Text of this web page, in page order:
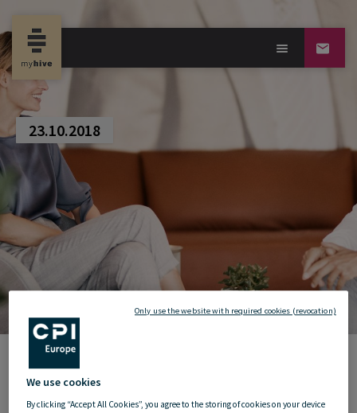
new property news
23.10.2018
We use cookies
By clicking “Accept All Cookies”, you agree to the storing of cookies on your device
Only use the website with required cookies (revocation)